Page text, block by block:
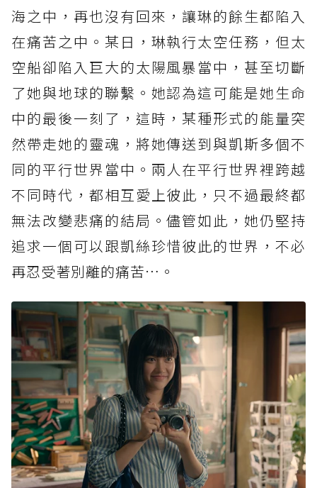
海之中，再也沒有回來，讓琳的餘生都陷入
在痛苦之中。某日，琳執行太空任務，但太
空船卻陷入巨大的太陽風暴當中，甚至切斷
了她與地球的聯繫。她認為這可能是她生命
中的最後一刻了，這時，某種形式的能量突
然帶走她的靈魂，將她傳送到與凱斯多個不
同的平行世界當中。兩人在平行世界裡跨越
不同時代，都相互愛上彼此，只不過最終都
無法改變悲痛的結局。儘管如此，她仍堅持
追求一個可以跟凱絲珍惜彼此的世界，不必
再忍受著別離的痛苦…。